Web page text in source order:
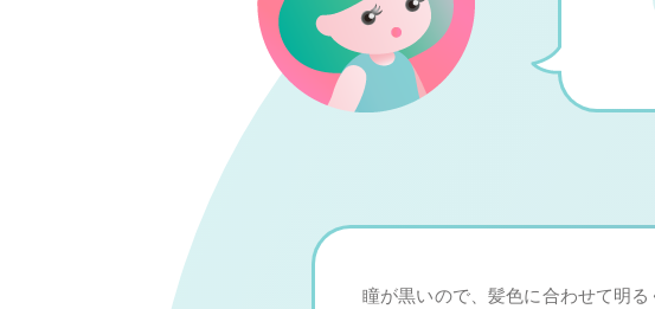
瞳が黒いので、髪色に合わせて明る